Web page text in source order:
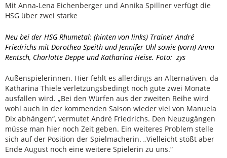
Mit Anna-Lena Eichenberger und Annika Spillner verfügt die
HSG über zwei starke
Neu bei der HSG Rhumetal: (hinten von links) Trainer André
Friedrichs mit Dorothea Speith und Jennifer Uhl sowie (vorn) Anna
Rentsch, Charlotte Deppe und Katharina Heise. Foto: zys
Außenspielerinnen. Hier fehlt es allerdings an Alternativen, da
Katharina Thiele verletzungsbedingt noch gute zwei Monate
ausfallen wird. „Bei den Würfen aus der zweiten Reihe wird
wohl auch in der kommenden Saison wieder viel von Manuela
Dix abhängen“, vermutet André Friedrichs. Den Neuzugängen
müsse man hier noch Zeit geben. Ein weiteres Problem stelle
sich auf der Position der Spielmacherin. „Vielleicht stößt aber
Ende August noch eine weitere Spielerin zu uns.“